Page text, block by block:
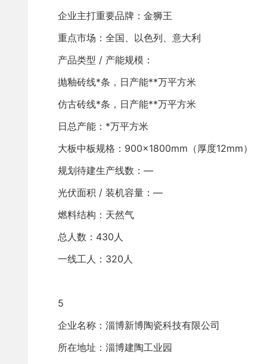
企业主打重要品牌：金狮王
重点市场：全国、以色列、意大利
产品类型 / 产能规模：
抛釉砖线*条，日产能**万平方米
仿古砖线*条，日产能**万平方米
日总产能：*万平方米
大板中板规格：900×1800mm（厚度12mm）
规划待建生产线数：—
光伏面积 / 装机容量：—
燃料结构：天然气
总人数：430人
一线工人：320人
5
企业名称：淄博新博陶瓷科技有限公司
所在地址：淄博建陶工业园